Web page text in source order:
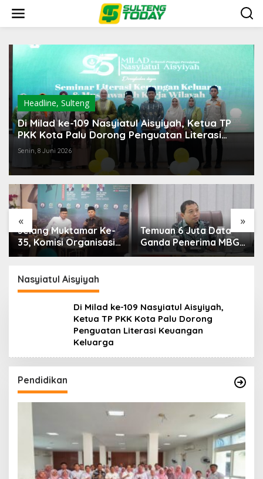
konten
Headline, Sulteng
Di Milad ke-109 Nasyiatul Aisyiyah, Ketua TP
PKK Kota Palu Dorong Penguatan Literasi
Keuangan Keluarga
Senin, 8 Juni 2026
« »
Temuan 6 Juta Data
Ganda Penerima MBG,
Komisi IX: Tindak
Pemerintah Diminta
Mengkaji Rencana
Kenaikan Gaji Kepala
Nasyiatul Aisyiyah
Di Milad ke-109 Nasyiatul Aisyiyah,
Ketua TP PKK Kota Palu Dorong
Penguatan Literasi Keuangan
Keluarga
Pendidikan